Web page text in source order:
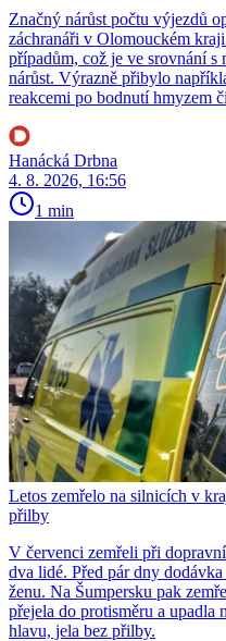
Značný nárůst počtu výjezdů
záchranáři v Olomouckém
případům, což je ve srovnání
nárůst. Výrazně přibylo
reakcemi po bodnutí hmyzem
Hanácká Drbna
4. 8. 2026, 16:56
1 min
Letos zemřelo na silnicích v
přilby
V červenci zemřeli při
dva lidé. Před pár dny
ženu. Na Šumpersku pak
přejela do protisměru a upadla
hlavu, jela bez přilby.